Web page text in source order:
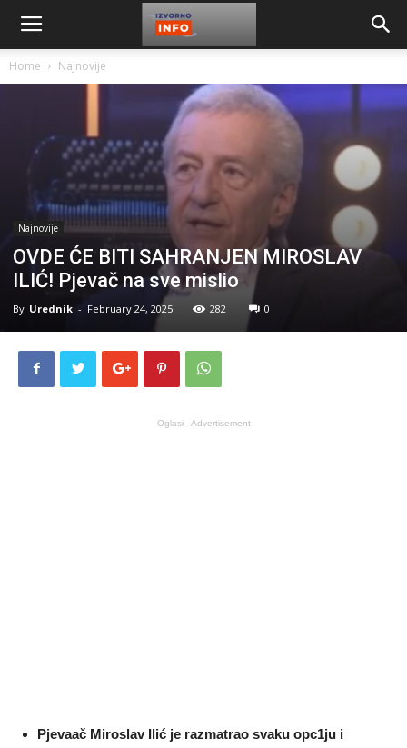
Home Najnovije
Najnovije
OVDE ĆE BITI SAHRANJEN MIROSLAV
ILIĆ! Pjevač na sve mislio
By Urednik - February 24, 2025 282 0
Oglasi - Advertisement
Pjevaač Miroslav Ilić je razmatrao svaku opc1ju i